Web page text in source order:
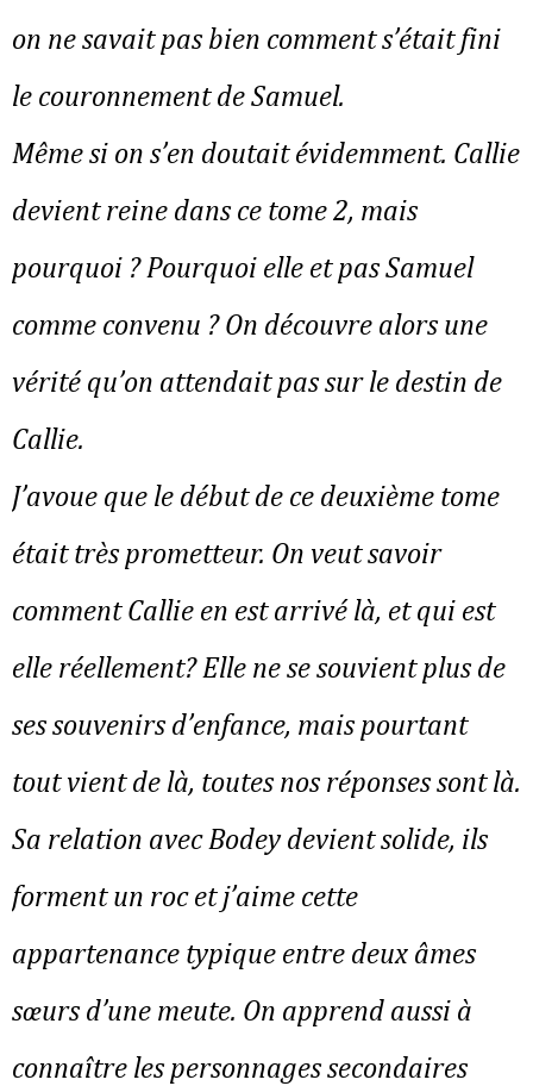
on ne savait pas bien comment s’était fini
le couronnement de Samuel.
Même si on s’en doutait évidemment. Callie
devient reine dans ce tome 2, mais
pourquoi ? Pourquoi elle et pas Samuel
comme convenu ? On découvre alors une
vérité qu’on attendait pas sur le destin de
Callie.
J’avoue que le début de ce deuxième tome
était très prometteur. On veut savoir
comment Callie en est arrivé là, et qui est
elle réellement? Elle ne se souvient plus de
ses souvenirs d’enfance, mais pourtant
tout vient de là, toutes nos réponses sont là.
Sa relation avec Bodey devient solide, ils
forment un roc et j’aime cette
appartenance typique entre deux âmes
sœurs d’une meute. On apprend aussi à
connaître les personnages secondaires